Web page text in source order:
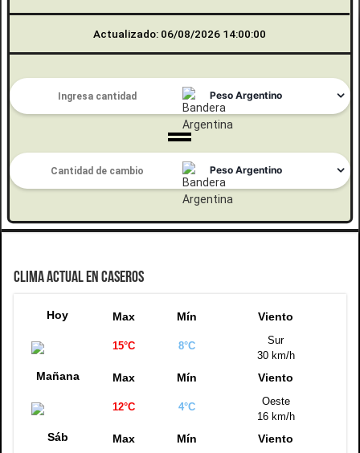
Actualizado: 06/08/2026 14:00:00
CLIMA ACTUAL EN CASEROS
Hoy Max Mín Viento
15°C 8°C
Sur
30 km/h
Mañana Max Mín Viento
12°C 4°C
Oeste
16 km/h
Sáb Max Mín Viento